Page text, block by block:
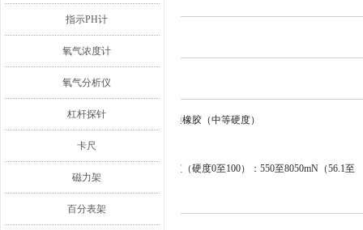
指示PH计
氧气浓度计
氧气分析仪
杠杆探针
卡尺
磁力架
百分表架
制作者 四时
测量项目
应用：普通橡胶（中等硬度）
弹簧载荷值（硬度0至100）：550至8050mN（56.1至
821.1kgf）